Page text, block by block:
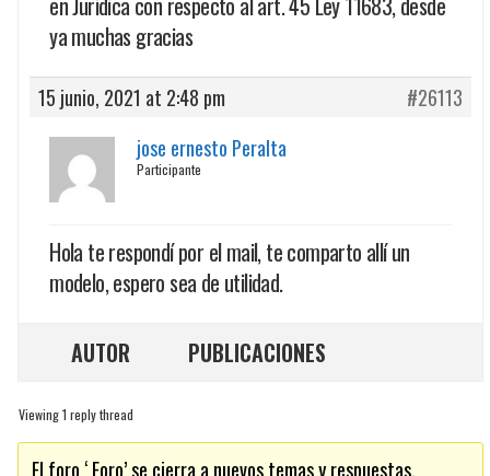
ya muchas gracias
15 junio, 2021 at 2:48 pm
#26113
jose ernesto Peralta
Participante
Hola te respondí por el mail, te comparto allí un
modelo, espero sea de utilidad.
AUTOR PUBLICACIONES
Viewing 1 reply thread
El foro ‘ Foro’ se cierra a nuevos temas y respuestas.